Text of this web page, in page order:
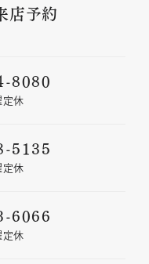
店予約
8080
休
5135
休
6066
休